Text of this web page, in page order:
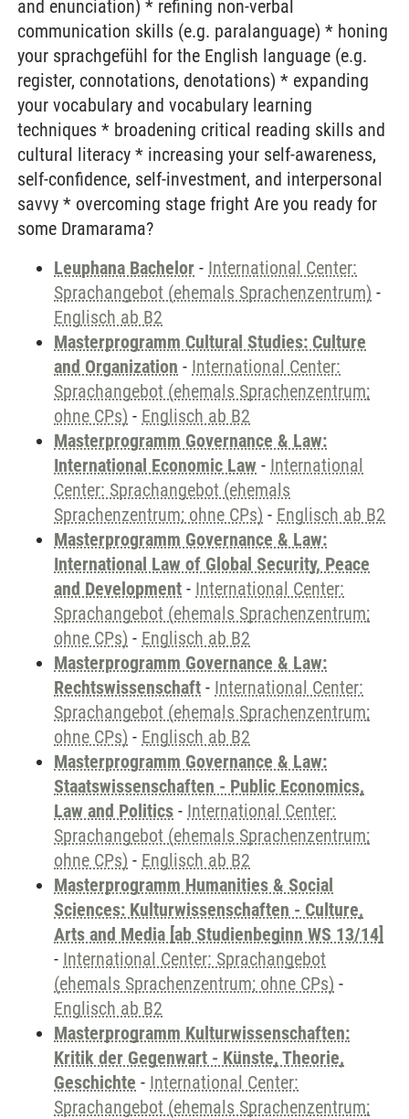
and enunciation) * refining non-verbal
communication skills (e.g. paralanguage) * honing
your sprachgefühl for the English language (e.g.
register, connotations, denotations) * expanding
your vocabulary and vocabulary learning
techniques * broadening critical reading skills and
cultural literacy * increasing your self-awareness,
self-confidence, self-investment, and interpersonal
savvy * overcoming stage fright Are you ready for
some Dramarama?
Leuphana Bachelor - International Center:
Sprachangebot (ehemals Sprachenzentrum) -
Englisch ab B2
Masterprogramm Cultural Studies: Culture
and Organization - International Center:
Sprachangebot (ehemals Sprachenzentrum;
ohne CPs) - Englisch ab B2
Masterprogramm Governance & Law:
International Economic Law - International
Center: Sprachangebot (ehemals
Sprachenzentrum; ohne CPs) - Englisch ab B2
Masterprogramm Governance & Law:
International Law of Global Security, Peace
and Development - International Center:
Sprachangebot (ehemals Sprachenzentrum;
ohne CPs) - Englisch ab B2
Masterprogramm Governance & Law:
Rechtswissenschaft - International Center:
Sprachangebot (ehemals Sprachenzentrum;
ohne CPs) - Englisch ab B2
Masterprogramm Governance & Law:
Staatswissenschaften - Public Economics,
Law and Politics - International Center:
Sprachangebot (ehemals Sprachenzentrum;
ohne CPs) - Englisch ab B2
Masterprogramm Humanities & Social
Sciences: Kulturwissenschaften - Culture,
Arts and Media [ab Studienbeginn WS 13/14]
- International Center: Sprachangebot
(ehemals Sprachenzentrum; ohne CPs) -
Englisch ab B2
Masterprogramm Kulturwissenschaften:
Kritik der Gegenwart - Künste, Theorie,
Geschichte - International Center:
Sprachangebot (ehemals Sprachenzentrum;